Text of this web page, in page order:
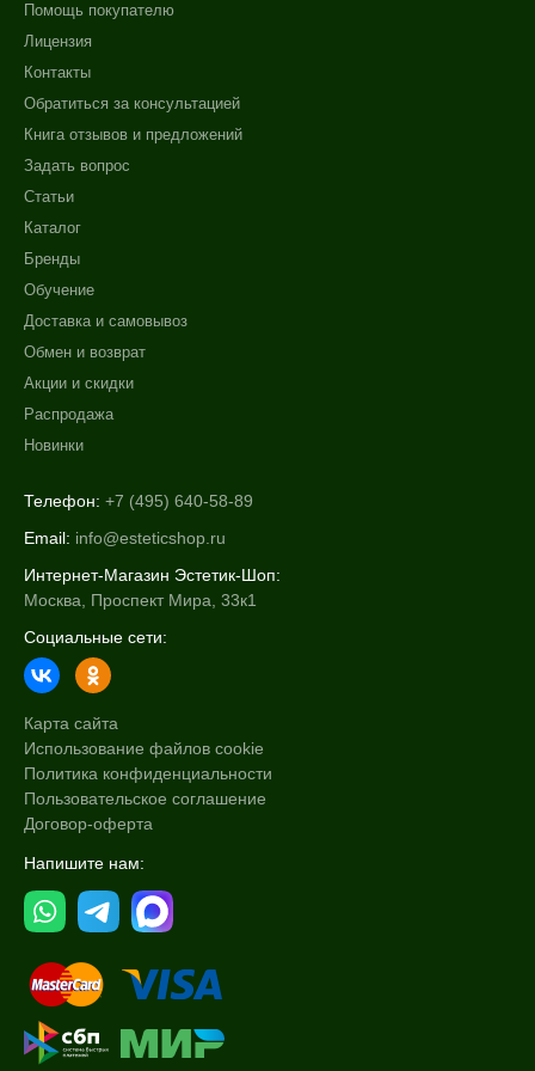
Помощь покупателю
Лицензия
Контакты
Обратиться за консультацией
Книга отзывов и предложений
Задать вопрос
Статьи
Каталог
Бренды
Обучение
Доставка и самовывоз
Обмен и возврат
Акции и скидки
Распродажа
Новинки
Телефон: +7 (495) 640-58-89
Email: info@esteticshop.ru
Интернет-Магазин Эстетик-Шоп:
Москва, Проспект Мира, 33к1
Социальные сети:
Карта сайта
Использование файлов cookie
Политика конфиденциальности
Пользовательское соглашение
Договор-оферта
Напишите нам: